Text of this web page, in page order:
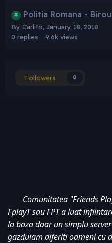
Politia Romana -
By Carlito, January 18, 2018
0 replies 9.6k views
Followers 0
Comunitatea "Friends
FplayT sau FPT a luat
la baza doar un simplu
gazduiam diferiti oameni cu